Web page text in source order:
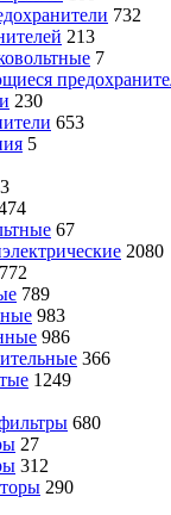
732
213
7
230
653
5
67
2080
789
983
986
366
1249
680
27
312
290